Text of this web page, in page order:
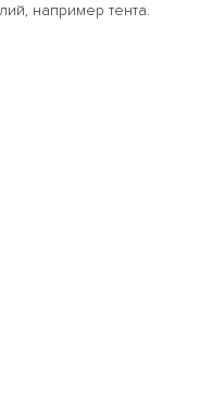
например тента.